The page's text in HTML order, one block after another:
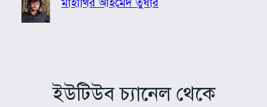
ইউটিউব চ্যানেল থেকে